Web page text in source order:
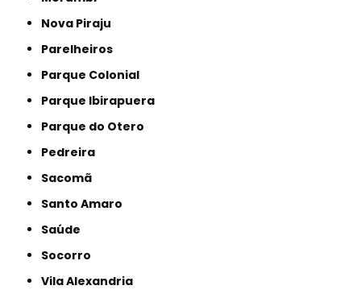
Nova Piraju
Parelheiros
Parque Colonial
Parque Ibirapuera
Parque do Otero
Pedreira
Sacomã
Santo Amaro
Saúde
Socorro
Vila Alexandria